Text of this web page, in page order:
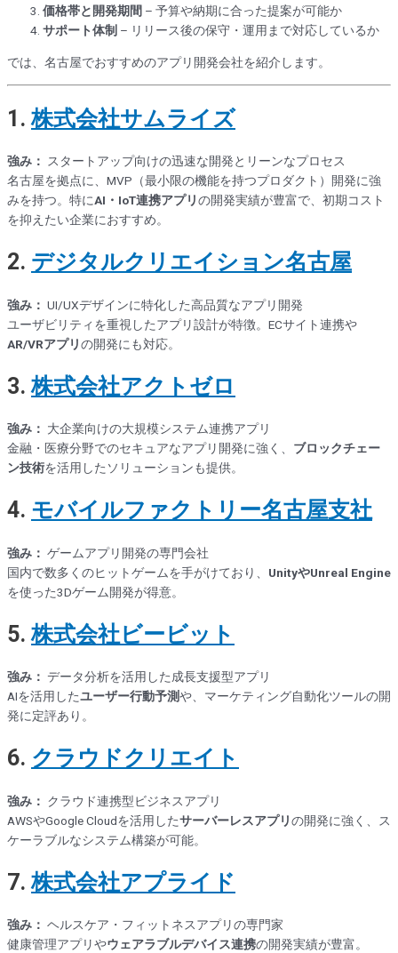
価格帯と開発期間 – 予算や納期に合った提案が可能か
サポート体制 – リリース後の保守・運用まで対応しているか
では、名古屋でおすすめのアプリ開発会社を紹介します。
1.株式会社サムライズ
強み： スタートアップ向けの迅速な開発とリーンなプロセス
名古屋を拠点に、MVP（最小限の機能を持つプロダクト）開発に強
みを持つ。特にAI・IoT連携アプリの開発実績が豊富で、初期コスト
を抑えたい企業におすすめ。
2. デジタルクリエイション名古屋
強み： UI/UXデザインに特化した高品質なアプリ開発
ユーザビリティを重視したアプリ設計が特徴。ECサイト連携や
AR/VRアプリの開発にも対応。
3.株式会社アクトゼロ
強み： 大企業向けの大規模システム連携アプリ
金融・医療分野でのセキュアなアプリ開発に強く、 ブロックチェー
ン技術を活用したソリューションも提供。
4. モバイルファクトリー名古屋支社
強み： ゲームアプリ開発の専門会社
国内で数多くのヒットゲームを手がけており、 UnityやUnreal Engine
を使った3Dゲーム開発が得意。
5.株式会社ビービット
強み： データ分析を活用した成長支援型アプリ
AIを活用したユーザー行動予測や、マーケティング自動化ツールの開
発に定評あり。
6. クラウドクリエイト
強み： クラウド連携型ビジネスアプリ
AWSやGoogle Cloudを活用したサーバーレスアプリの開発に強く、ス
ケーラブルなシステム構築が可能。
7.株式会社アプライド
強み： ヘルスケア・フィットネスアプリの専門家
健康管理アプリやウェアラブルデバイス連携の開発実績が豊富。